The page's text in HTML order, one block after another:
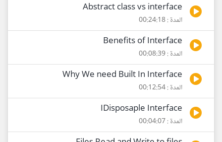
Abstract class vs interface
المدة : 00:24:18
Benefits of Interface
المدة : 00:08:39
Why We need Built In Interface
المدة : 00:12:54
IDisposaple Interface
المدة : 00:04:07